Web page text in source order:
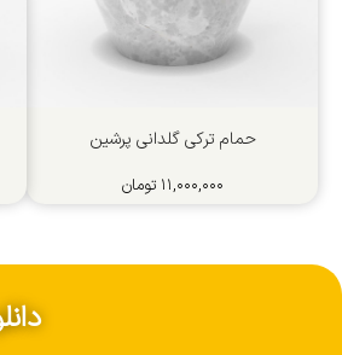
حمام ترکی گلدانی پرشین
۱۱,۰۰۰,۰۰۰ تومان